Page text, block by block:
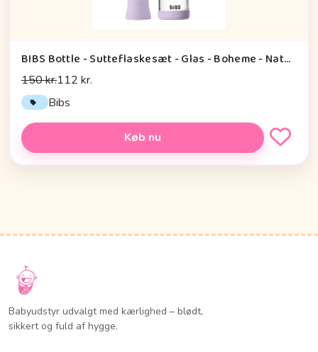
BIBS Bottle - Sutteflaskesæt - Glas - Boheme - Naturgummi/Medium Flow/Rund - 240ml - Violet Sky
150 kr.112 kr.
Bibs
Køb nu
Babyudstyr udvalgt med kærlighed – blødt,
sikkert og fuld af hygge.